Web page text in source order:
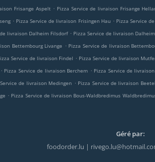
Frisange Aspelt . Pizza Service de livraison Frisange
. Pizza Service de livraison Frisingen Hau . Pizza Service
livraison Dalheim Filsdorf . Pizza Service de livraison
Bettembourg Livange . Pizza Service de livraison
Service de livraison Findel . Pizza Service de livraison
. Pizza Service de livraison Berchem . Pizza Service de
de livraison Medingen . Pizza Service de livraison
. Pizza Service de livraison Bous-Waldbredimus
Géré par:
foodorder.lu |